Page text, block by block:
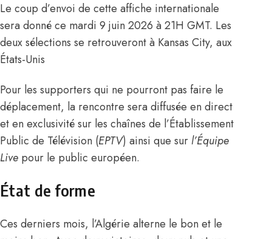
Le coup d’envoi de cette affiche internationale
sera donné ce mardi 9 juin 2026 à 21H GMT. Les
deux sélections se retrouveront à Kansas City, aux
États-Unis
Pour les supporters qui ne pourront pas faire le
déplacement, la rencontre sera diffusée en direct
et en exclusivité sur les chaînes de l’Établissement
Public de Télévision (EPTV) ainsi que sur l’Équipe
Live pour le public européen.
État de forme
Ces derniers mois, l’Algérie alterne le bon et le